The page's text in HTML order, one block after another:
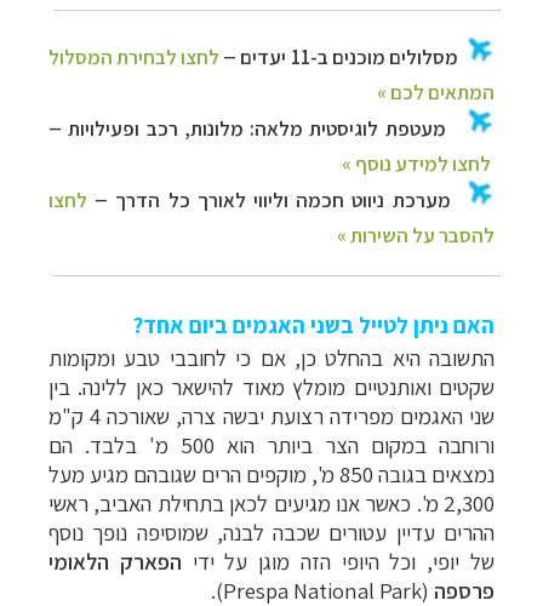
האם ניתן לטייל בשני האגמים ביום אחד?
התשובה היא בהחלט כן, אם כי לחובבי טבע ומקומות
שקטים ואותנטיים מומלץ מאוד להישאר כאן ללינה. בין
שני האגמים מפרידה רצועת יבשה צרה, שאורכה 4 ק"מ
ורוחבה במקום הצר ביותר הוא 500 מ' בלבד. הם
נמצאים בגובה 850 מ', מוקפים הרים שגובהם מגיע מעל
2,300 מ'. כאשר אנו מגיעים לכאן בתחילת האביב, ראשי
ההרים עדיין עטורים שכבה לבנה, שמוסיפה נופך נוסף
של יופי, וכל היופי הזה מוגן על ידי הפארק הלאומי
פרספה (
Prespa National Park
).